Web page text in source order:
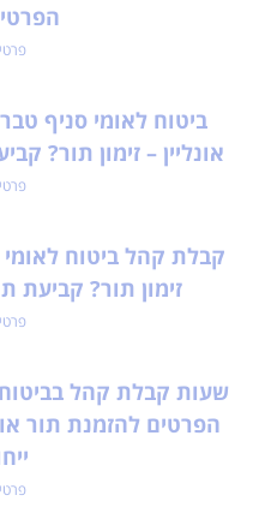
ביטוח לאומי סניף
אונליין – זימון תור?
קבלת קהל ביטוח לאומי
זימון תור? קביעת
שעות קבלת קהל
הפרטים להזמנת תור